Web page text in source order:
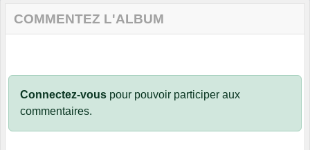
COMMENTEZ L'ALBUM
Connectez-vous pour pouvoir participer aux
commentaires.